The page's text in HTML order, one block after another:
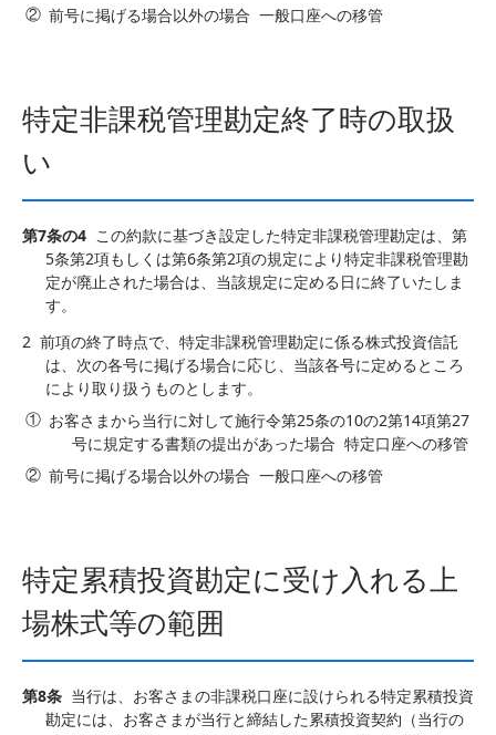
前号に掲げる場合以外の場合 一般口座への移管
特定非課税管理勘定終了時の取扱
い
第7条の4 この約款に基づき設定した特定非課税管理勘定は、第
5条第2項もしくは第6条第2項の規定により特定非課税管理勘
定が廃止された場合は、当該規定に定める日に終了いたしま
す。
2 前項の終了時点で、特定非課税管理勘定に係る株式投資信託
は、次の各号に掲げる場合に応じ、当該各号に定めるところ
により取り扱うものとします。
お客さまから当行に対して施行令第25条の10の2第14項第27
号に規定する書類の提出があった場合 特定口座への移管
前号に掲げる場合以外の場合 一般口座への移管
特定累積投資勘定に受け入れる上
場株式等の範囲
第8条 当行は、お客さまの非課税口座に設けられる特定累積投資
勘定には、お客さまが当行と締結した累積投資契約（当行の